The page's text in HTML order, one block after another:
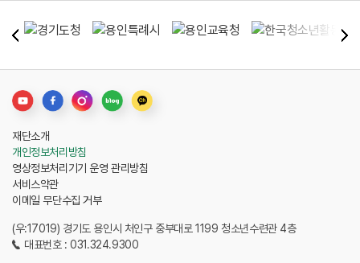
(우:17019) 경기도 용인시 처인구 중부대로 1199 청소년수련관 4층
대표번호 : 031.324.9300
재단소개
개인정보처리방침
영상정보처리기기 운영 관리방침
서비스약관
이메일 무단수집 거부